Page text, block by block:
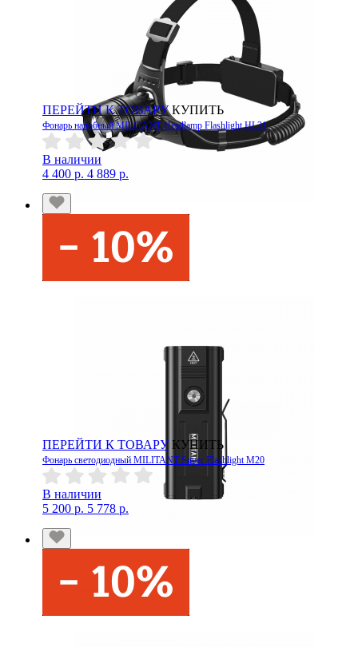
ПЕРЕЙТИ К ТОВАРУ КУПИТЬ
Фонарь налобный MILITANT Headlamp Flashlight HL31
В наличии
4 400 р. 4 889 р.
ПЕРЕЙТИ К ТОВАРУ КУПИТЬ
Фонарь светодиодный MILITANT Super Flashlight M20
В наличии
5 200 р. 5 778 р.